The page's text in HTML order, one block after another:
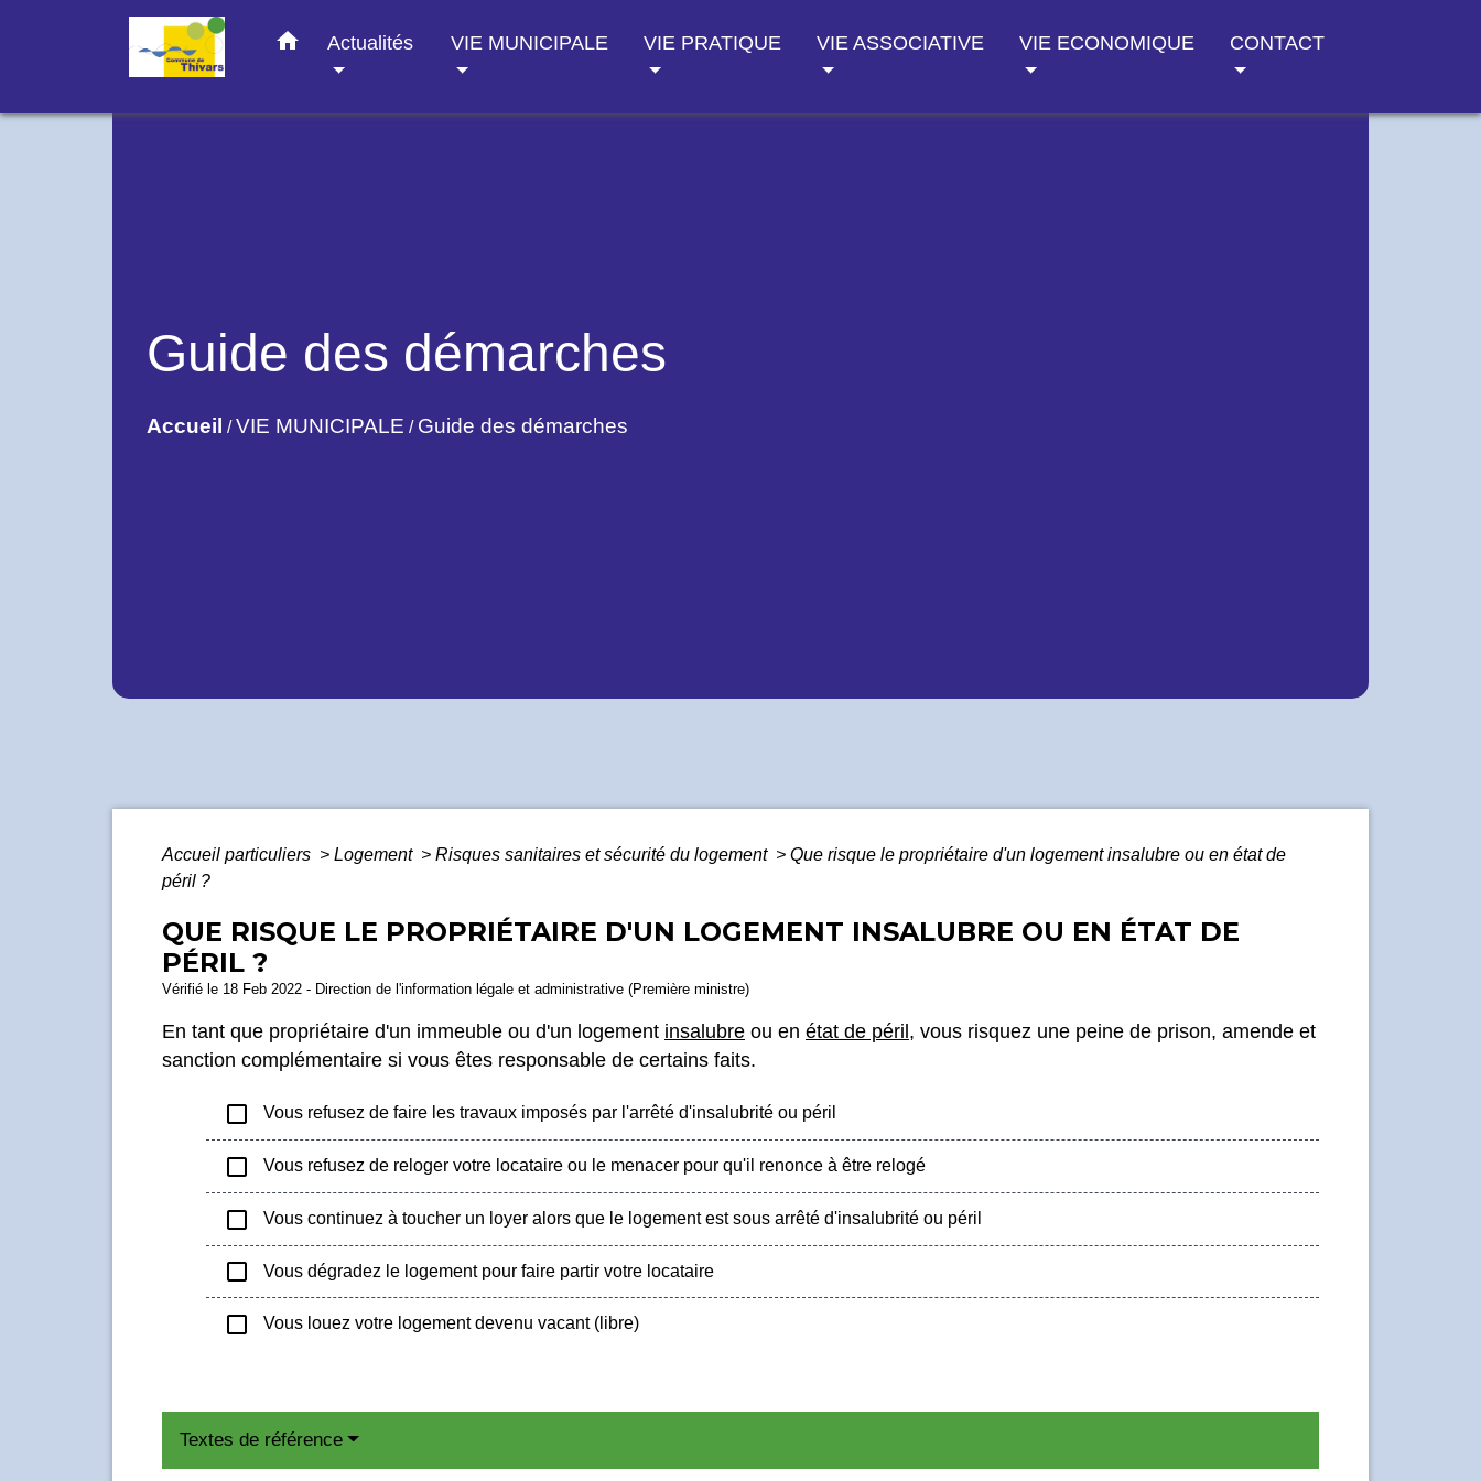
home Actualités VIE MUNICIPALE VIE PRATIQUE VIE ASSOCIATIVE VIE ECONOMIQUE CONTACT
Guide des démarches
Accueil /VIE MUNICIPALE / Guide des démarches
Accueil particuliers > Logement > Risques sanitaires et sécurité du logement > Que risque le propriétaire d'un logement insalubre ou en état de
péril ?
QUE RISQUE LE PROPRIÉTAIRE D'UN LOGEMENT INSALUBRE OU EN ÉTAT DE
PÉRIL ?
Vérifié le 18 Feb 2022 - Direction de l'information légale et administrative (Première ministre)
En tant que propriétaire d'un immeuble ou d'un logement insalubre ou en état de péril, vous risquez une peine de prison, amende et
sanction complémentaire si vous êtes responsable de certains faits.
check_box_outline_blank Vous refusez de faire les travaux imposés par l'arrêté d'insalubrité ou péril
check_box_outline_blank Vous refusez de reloger votre locataire ou le menacer pour qu'il renonce à être relogé
check_box_outline_blank Vous continuez à toucher un loyer alors que le logement est sous arrêté d'insalubrité ou péril
check_box_outline_blank Vous dégradez le logement pour faire partir votre locataire
check_box_outline_blank Vous louez votre logement devenu vacant (libre)
Textes de référence